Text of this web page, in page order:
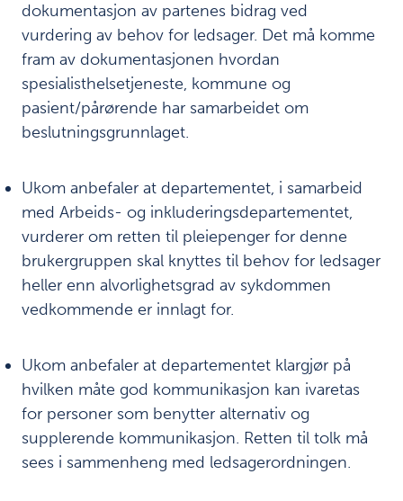
e
n
e
s
t
e
n
S
æ
s
k
t
k
m
p
e
dokumentasjon av partenes bidrag ved
vurdering av behov for ledsager. Det må komme
fram av dokumentasjonen hvordan
spesialisthelsetjeneste, kommune og
pasient/pårørende har samarbeidet om
beslutningsgrunnlaget.
Ukom anbefaler at departementet, i samarbeid
med Arbeids- og inkluderingsdepartementet,
vurderer om retten til pleiepenger for denne
brukergruppen skal knyttes til behov for ledsager
heller enn alvorlighetsgrad av sykdommen
vedkommende er innlagt for.
Ukom anbefaler at departementet klargjør på
hvilken måte god kommunikasjon kan ivaretas
for personer som benytter alternativ og
supplerende kommunikasjon. Retten til tolk må
sees i sammenheng med ledsagerordningen.